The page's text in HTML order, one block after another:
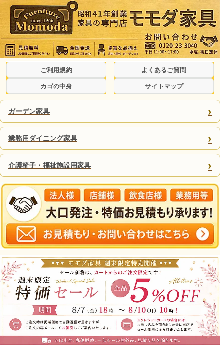
ご利用規約 よくあるご質問
カゴの中身 サイトマップ
ガーデン家具 ›
業務用ダイニング家具 ›
介護椅子・福祉施設用家具 ›